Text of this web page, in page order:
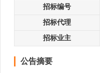
招标编号
招标代理
招标业主
公告摘要